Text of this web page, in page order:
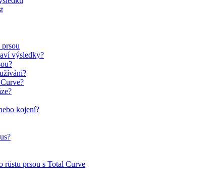
výsledky?
kojení?
růstu prsou s Total Curve